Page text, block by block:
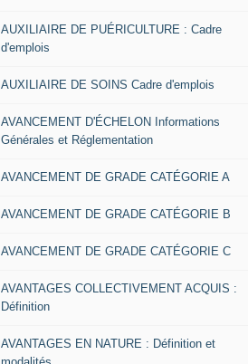
AUXILIAIRE DE PUÉRICULTURE : Cadre
d'emplois
AUXILIAIRE DE SOINS Cadre d'emplois
AVANCEMENT D'ÉCHELON Informations
Générales et Réglementation
AVANCEMENT DE GRADE CATÉGORIE A
AVANCEMENT DE GRADE CATÉGORIE B
AVANCEMENT DE GRADE CATÉGORIE C
AVANTAGES COLLECTIVEMENT ACQUIS :
Définition
AVANTAGES EN NATURE : Définition et
modalités